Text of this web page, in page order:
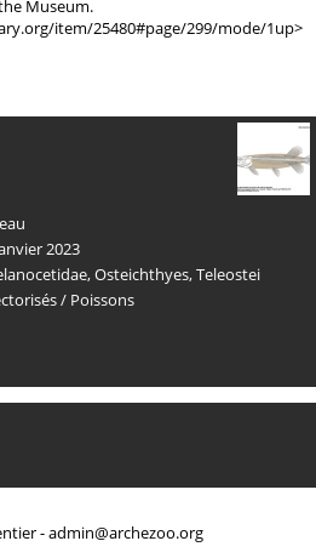
Museum.
item/25480#page/299/mode/1up>
2023
,Osteichthyes,Teleostei
/ Poissons
-admin@archezoo.org